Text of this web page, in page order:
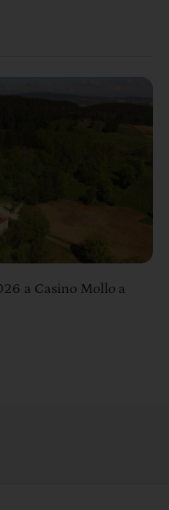
a Casino Mollo a